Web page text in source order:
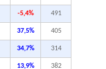
-5,4% 491
37,5% 405
34,7% 314
13,9% 382